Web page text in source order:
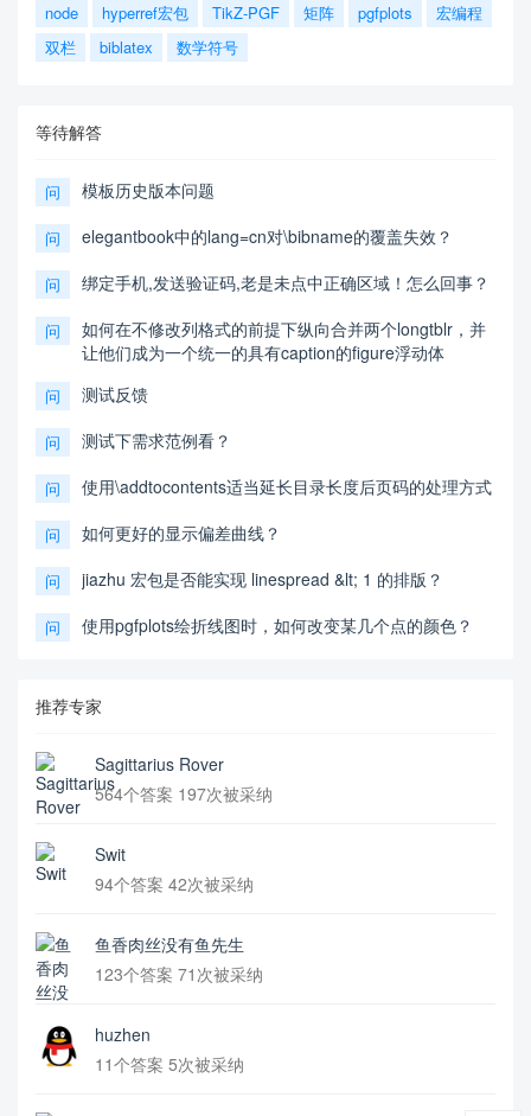
node
hyperref宏包 TikZ-PGF 矩阵 pgfplots
宏编程
双栏
biblatex 数学符号
等待解答
问 模板历史版本问题
问 elegantbook中的lang=cn对\bibname的覆盖失效？
问 绑定手机,发送验证码,老是未点中正确区域！怎么回事？
问
如何在不修改列格式的前提下纵向合并两个longtblr，并
让他们成为一个统一的具有caption的figure浮动体
问 测试反馈
问 测试下需求范例看？
问 使用\addtocontents适当延长目录长度后页码的处理方式
问 如何更好的显示偏差曲线？
问 jiazhu 宏包是否能实现 linespread &lt; 1 的排版？
问 使用pgfplots绘折线图时，如何改变某几个点的颜色？
推荐专家
Sagittarius Rover
564个答案 197次被采纳
Swit
94个答案 42次被采纳
鱼香肉丝没有鱼先生
123个答案 71次被采纳
huzhen
11个答案 5次被采纳